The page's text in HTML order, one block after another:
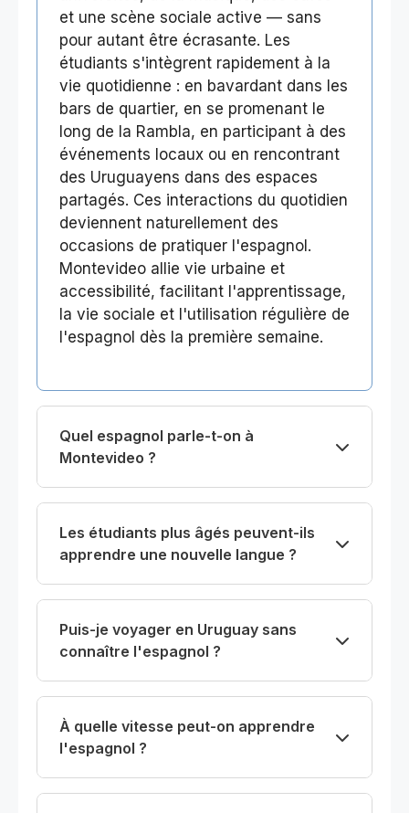
et une scène sociale active — sans
pour autant être écrasante. Les
étudiants s'intègrent rapidement à la
vie quotidienne : en bavardant dans les
bars de quartier, en se promenant le
long de la Rambla, en participant à des
événements locaux ou en rencontrant
des Uruguayens dans des espaces
partagés. Ces interactions du quotidien
deviennent naturellement des
occasions de pratiquer l'espagnol.
Montevideo allie vie urbaine et
accessibilité, facilitant l'apprentissage,
la vie sociale et l'utilisation régulière de
l'espagnol dès la première semaine.
Quel espagnol parle-t-on à
Montevideo ?
Les étudiants plus âgés peuvent-ils
apprendre une nouvelle langue ?
Puis-je voyager en Uruguay sans
connaître l'espagnol ?
À quelle vitesse peut-on apprendre
l'espagnol ?